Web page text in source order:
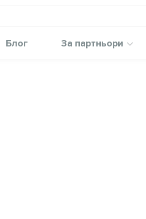
Блог За партньори